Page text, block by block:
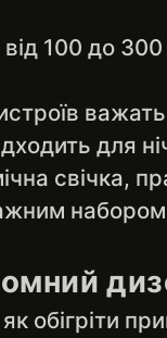
100 до
для
свічка,
обігріти